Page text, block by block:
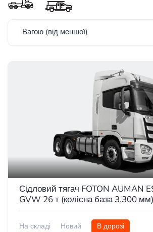
Вагою (від меншої)
Сідловий тягач FOTON AUMAN
GVW 26 т (колісна база 3.300 мм)
На складі Новий В дорозі